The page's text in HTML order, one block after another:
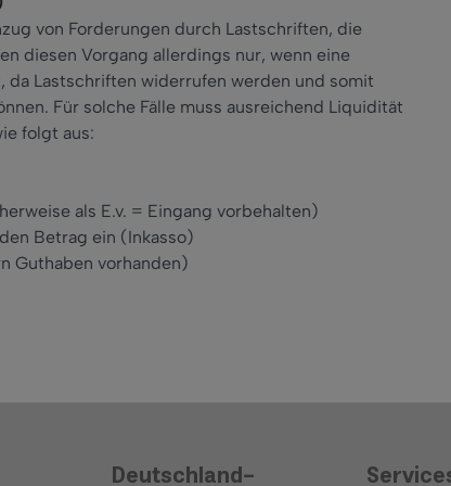
von Forderungen durch Lastschriften, die
diesen Vorgang allerdings nur, wenn eine
Lastschriften widerrufen werden und somit
Für solche Fälle muss ausreichend Liquidität
folgt aus:
als E.v. = Eingang vorbehalten)
Betrag ein (Inkasso)
Guthaben vorhanden)
Deutschland-